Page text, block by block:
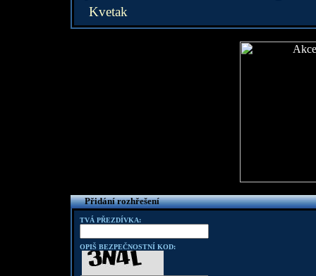
Kvetak
Přidání rozhřešení
TVÁ PŘEZDÍVKA:
OPIŠ BEZPEČNOSTNÍ KOD: